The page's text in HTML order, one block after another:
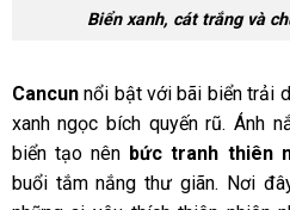
Biển xanh, cát trắng và
Cancunnổi bật với bãi biển trải
xanh ngọc bích quyến rũ. Ánh
biển tạo nên bức tranh thiên
buổi tắm nắng thư giãn. Nơi